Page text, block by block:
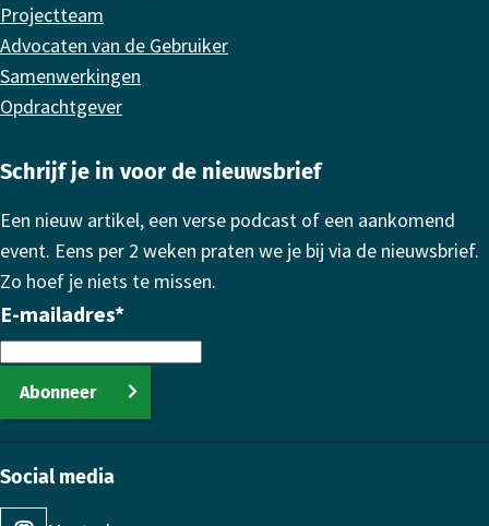
Projectteam
Advocaten van de Gebruiker
Samenwerkingen
Opdrachtgever
Schrijf je in voor de nieuwsbrief
Een nieuw artikel, een verse podcast of een aankomend
event. Eens per 2 weken praten we je bij via de nieuwsbrief.
Zo hoef je niets te missen.
E-mailadres*
Abonneer
Social media